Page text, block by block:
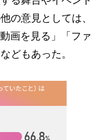
の意見としては、
画を見る」「ファ
どもあった。